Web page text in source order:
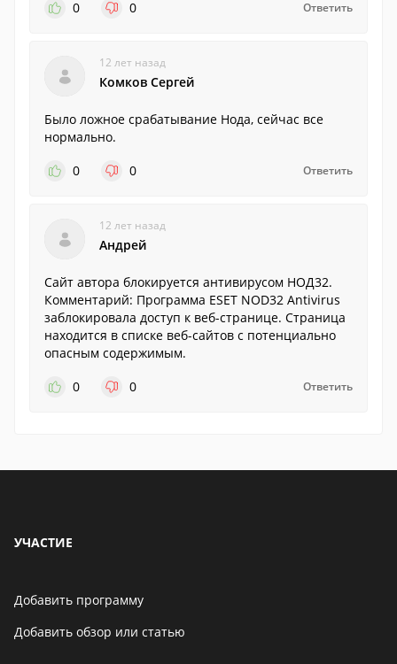
0
0 Ответить
12 лет назад
Комков Сергей
Было ложное срабатывание Нода, сейчас все
нормально.
0
0 Ответить
12 лет назад
Андрей
Сайт автора блокируется антивирусом НОД32.
Комментарий: Программа ESET NOD32 Antivirus
заблокировала доступ к веб-странице. Страница
находится в списке веб-сайтов с потенциально
опасным содержимым.
0
0 Ответить
УЧАСТИЕ
Добавить программу
Добавить обзор или статью